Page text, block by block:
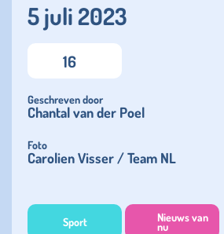
5 juli 2023
16
Geschreven door
Chantal van der Poel
Foto
Carolien Visser / Team NL
Sport Nieuws van
nu